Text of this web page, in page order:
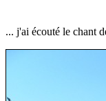
... j'ai écouté le chant